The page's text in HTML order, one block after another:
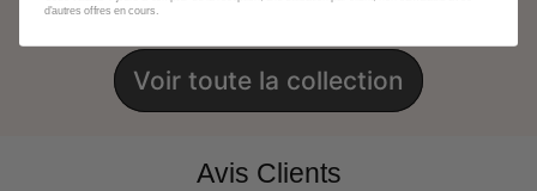
Voir toute la collection
Avis Clients
d'autres offres en cours.